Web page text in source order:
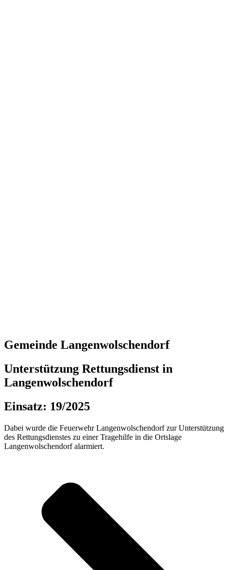
Gemeinde Langenwolschendorf
Unterstützung Rettungsdienst in
Langenwolschendorf
Einsatz: 19/2025
Dabei wurde die Feuerwehr Langenwolschendorf zur Unterstützung
des Rettungsdienstes zu einer Tragehilfe in die Ortslage
Langenwolschendorf alarmiert.